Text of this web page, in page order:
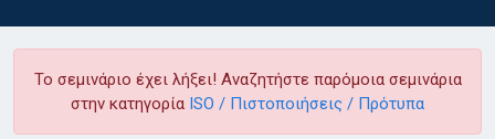
Το σεμινάριο έχει λήξει! Αναζητήστε παρόμοια σεμινάρια
στην κατηγορία ISO / Πιστοποιήσεις / Πρότυπα